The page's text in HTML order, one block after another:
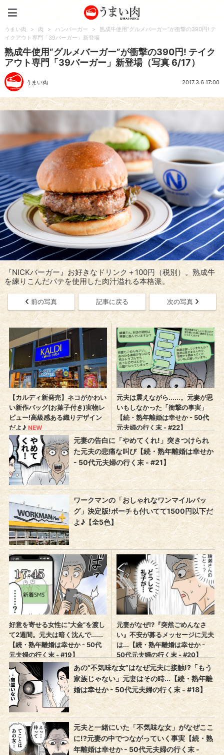
うまい肉 > 肉 > ハンバーガー >
熟成牛使用“グルメバーガー”が衝撃の390円! テ
イクアウト専門「39バーガー」新登場
熟成牛使用“グルメバーガー”が衝撃の390円! テイク
アウト専門「39バーガー」新登場（写真 6/17）
うまい肉 2017.3.6 17:00
『NICKバーガー』お好きなドリンク＋100円（税別）。熟成牛
を練りこんだパテを使用した肉汁溢れる本格派。
前の写真 記事に戻る 次の写真